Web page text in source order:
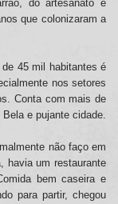
do artesanato e
que colonizaram a
45 mil habitantes é
nos setores
Conta com mais de
e pujante cidade.
não faço em
havia um restaurante
bem caseira e
para partir, chegou